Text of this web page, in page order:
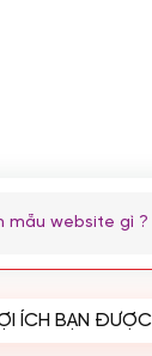
Cài đặt plugin
(+100.000 VND)
qua ngân hàng
ÍCH BẠN ĐƯỢC